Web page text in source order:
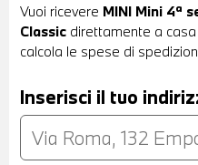
Vuoi ricevere MINI Mini 4ª
Classic direttamente a
calcola le spese di
Inserisci il tuo